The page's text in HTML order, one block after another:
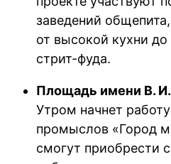
заведений
от высокой кухни до
стрит-фуда.
Площадь имени В. И.
Утром начнет
промыслов «Город
смогут приобрести